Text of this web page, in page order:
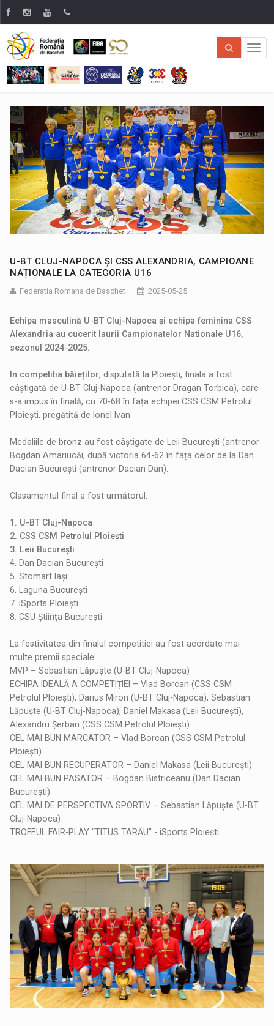
U-BT CLUJ-NAPOCA ȘI CSS ALEXANDRIA, CAMPIOANE
NAȚIONALE LA CATEGORIA U16
Federatia Romana de Baschet 2025-05-25
Echipa masculină U-BT Cluj-Napoca și echipa feminina CSS
Alexandria au cucerit laurii Campionatelor Nationale U16,
sezonul 2024-2025.
In competitia băieților, disputată la Ploiești, finala a fost
câștigată de U-BT Cluj-Napoca (antrenor Dragan Torbica), care
s-a impus în finală, cu 70-68 în fața echipei CSS CSM Petrolul
Ploiești, pregătită de Ionel Ivan.
Medaliile de bronz au fost câștigate de Leii București (antrenor
Bogdan Amariucăi, după victoria 64-62 în fața celor de la Dan
Dacian București (antrenor Dacian Dan).
Clasamentul final a fost următorul:
1. U-BT Cluj-Napoca
2. CSS CSM Petrolul Ploiești
3. Leii București
4. Dan Dacian București
5. Stomart Iași
6. Laguna București
7. iSports Ploiești
8. CSU Știința București
La festivitatea din finalul competitiei au fost acordate mai
multe premii speciale:
MVP – Sebastian Lăpuște (U-BT Cluj-Napoca)
ECHIPA IDEALĂ A COMPETIȚIEI – Vlad Borcan (CSS CSM
Petrolul Ploiești), Darius Miron (U-BT Cluj-Napoca), Sebastian
Lăpuște (U-BT Cluj-Napoca), Daniel Makasa (Leii București),
Alexandru Șerban (CSS CSM Petrolul Ploiești)
CEL MAI BUN MARCATOR – Vlad Borcan (CSS CSM Petrolul
Ploiești)
CEL MAI BUN RECUPERATOR – Daniel Makasa (Leii București)
CEL MAI BUN PASATOR – Bogdan Bistriceanu (Dan Dacian
București)
CEL MAI DE PERSPECTIVA SPORTIV – Sebastian Lăpuște (U-BT
Cluj-Napoca)
TROFEUL FAIR-PLAY “TITUS TARĂU” - iSports Ploiești